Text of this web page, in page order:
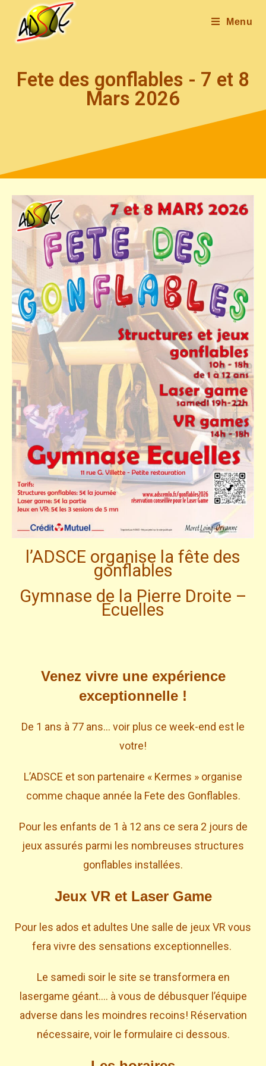
Menu
Fete des gonflables - 7 et 8
Mars 2026
l’ADSCE organise la fête des
gonflables
Gymnase de la Pierre Droite –
Ecuelles
Venez vivre une expérience
exceptionnelle !
De 1 ans à 77 ans… voir plus ce week-end est le
votre!
L’ADSCE et son partenaire « Kermes » organise
comme chaque année la Fete des Gonflables.
Pour les enfants de 1 à 12 ans ce sera 2 jours de
jeux assurés parmi les nombreuses structures
gonflables installées.
Jeux VR et Laser Game
Pour les ados et adultes Une salle de jeux VR vous
fera vivre des sensations exceptionnelles.
Le samedi soir le site se transformera en
lasergame géant…. à vous de débusquer l’équipe
adverse dans les moindres recoins! Réservation
nécessaire, voir le formulaire ci dessous.